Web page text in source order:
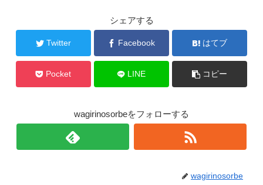
シェアする
Twitter Facebook はてブ
Pocket LINE コピー
wagirinosorbeをフォローする
wagirinosorbe